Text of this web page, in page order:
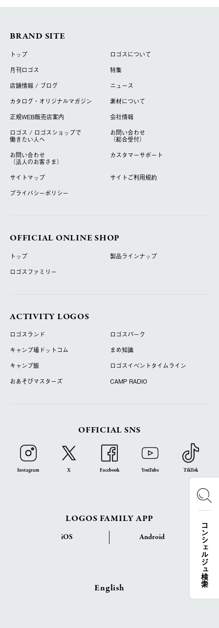
コンシェルジュ検索
BRAND SITE
トップ
ロゴスについて
月刊ロゴス
特集
店舗情報 / ブログ
ニュース
カタログ・オリジナルマガジン
素材について
正規WEB販売店案内
会社情報
ロゴス / ロゴスショップで
働きたい人へ
お問い合わせ
（総合受付）
お問い合わせ
（法人のお客さま）
カスタマーサポート
サイトマップ
サイトご利用規約
プライバシーポリシー
OFFICIAL ONLINE SHOP
トップ
製品ラインナップ
ロゴスファミリー
ACTIVITY LOGOS
ロゴスランド
ロゴスパーク
キャンプ場ドットコム
まめ知識
キャンプ飯
ロゴスイベントタイムライン
おあそびマスターズ
CAMP RADIO
OFFICIAL SNS
Instagram X Facebook YouTube TikTok
LOGOS FAMILY APP
iOS Android
English